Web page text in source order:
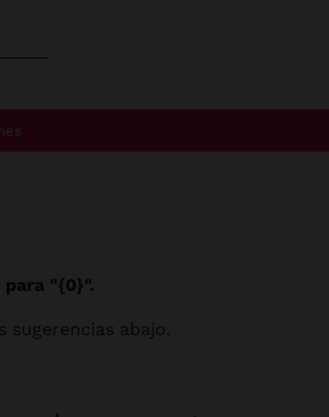
para "{0}".
sugerencias abajo.